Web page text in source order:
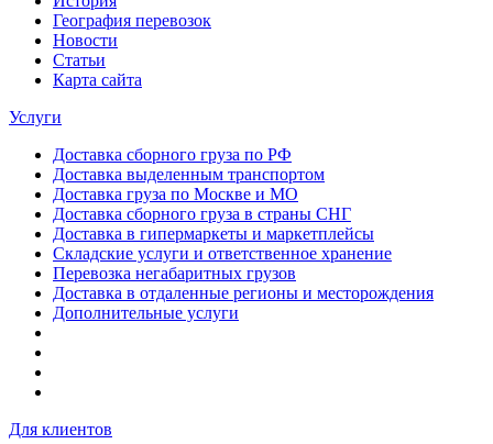
География перевозок
Новости
Статьи
Карта сайта
Услуги
Доставка сборного груза по РФ
Доставка выделенным транспортом
Доставка груза по Москве и МО
Доставка сборного груза в страны СНГ
Доставка в гипермаркеты и маркетплейсы
Складские услуги и ответственное хранение
Перевозка негабаритных грузов
Доставка в отдаленные регионы и месторождения
Дополнительные услуги
Для клиентов